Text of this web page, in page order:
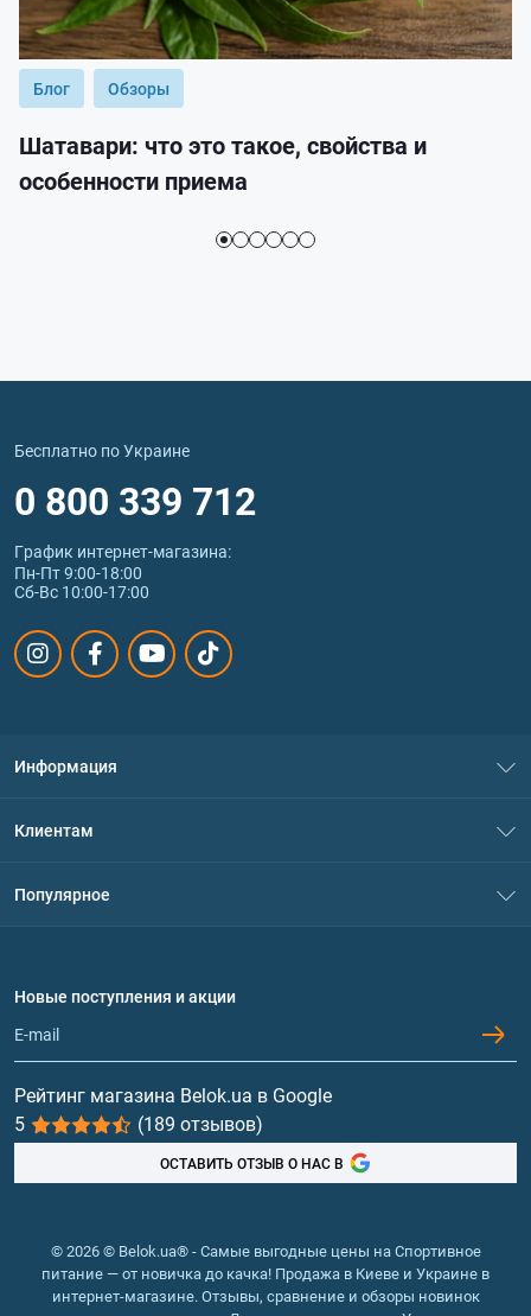
Блог Обзоры
Шатавари: что это такое, свойства и
особенности приема
Бесплатно по Украине
0 800 339 712
График интернет‑магазина:
Пн-Пт 9:00-18:00
Сб-Вс 10:00-17:00
Информация
Политика конфиденциальности
Обмен и возврат
Клиентам
Популярное
Протеин
Гейнеры
Витамины и минералы
Рыбий жир, жирные кислоты
Новые поступления и акции
Рейтинг магазина Belok.ua в Google
5
(189 отзывов)
ОСТАВИТЬ ОТЗЫВ О НАС В
© 2026 © Belok.ua® - Самые выгодные цены на Спортивное
питание — от новичка до качка! Продажа в Киеве и Украине в
интернет-магазине. Отзывы, сравнение и обзоры новинок